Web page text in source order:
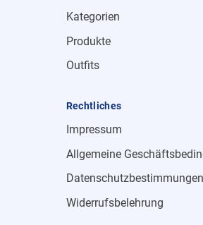
Kategorien
Produkte
Outfits
Rechtliches
Impressum
Allgemeine
Datenschutzbestimmungen
Widerrufsbelehrung